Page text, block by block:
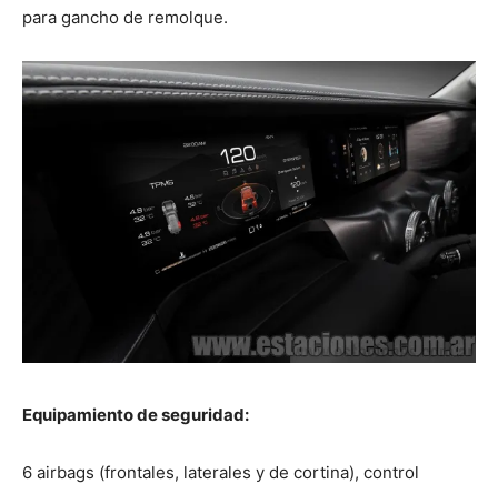
para gancho de remolque.
Equipamiento de seguridad:
6 airbags (frontales, laterales y de cortina), control